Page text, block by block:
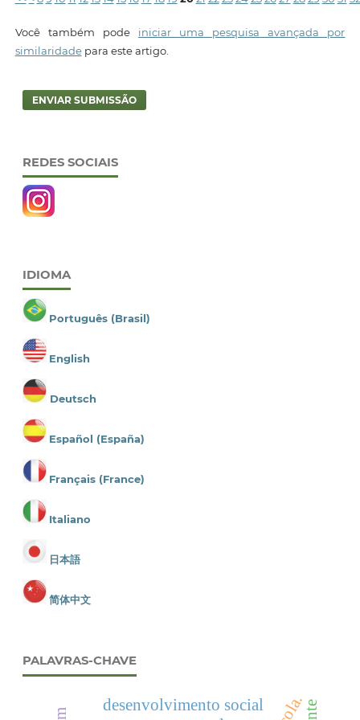
Você também pode iniciar uma pesquisa avançada por
similaridadepara este artigo.
ENVIAR SUBMISSÃO
REDES SOCIAIS
IDIOMA
Português (Brasil)
English
Deutsch
Español (España)
Français (France)
Italiano
日本語
简体中文
PALAVRAS-CHAVE
desenvolvimento social